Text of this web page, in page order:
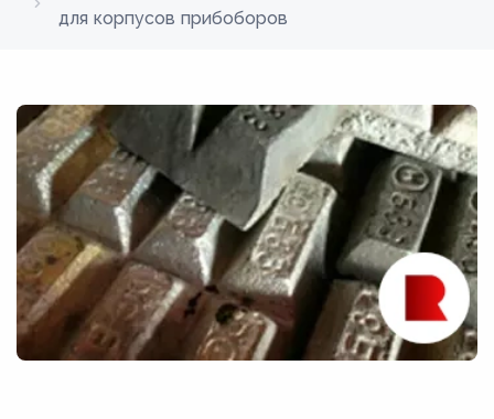
для корпусов прибоборов